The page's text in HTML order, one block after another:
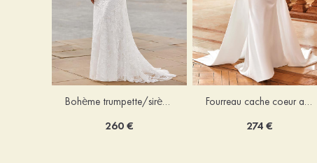
Bohème trumpette/sirène col en v dentelle traîne balayage robe de mariée
260 €
Fourreau cache coeur amovible/abattable satin robe de mariée
274 €